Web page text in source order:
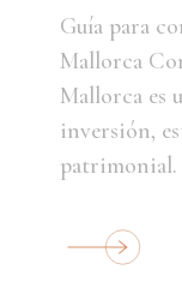
Guía para
Mallorca
Mallorca es
inversión,
patrimonial.